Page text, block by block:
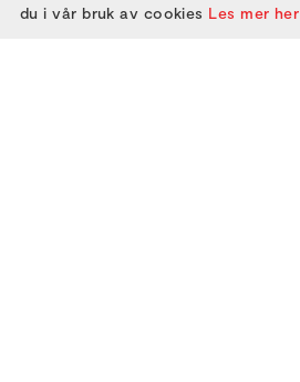
du i vår bruk av cookies Les mer her